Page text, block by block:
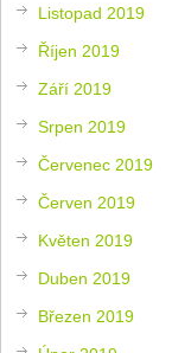
Listopad 2019
Říjen 2019
Září 2019
Srpen 2019
Červenec 2019
Červen 2019
Květen 2019
Duben 2019
Březen 2019